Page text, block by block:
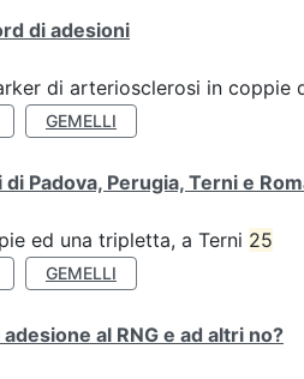
di adesioni
di arteriosclerosi in
GEMELLI
Padova, Perugia, Terni e
ed una tripletta, a Terni 25
GEMELLI
al RNG e ad altri no?